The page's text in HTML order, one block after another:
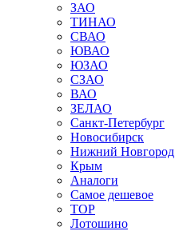
ЗАО
ТИНАО
СВАО
ЮВАО
ЮЗАО
СЗАО
ВАО
ЗЕЛАО
Санкт-Петербург
Новосибирск
Нижний Новгород
Крым
Аналоги
Самое дешевое
TOP
Лотошино